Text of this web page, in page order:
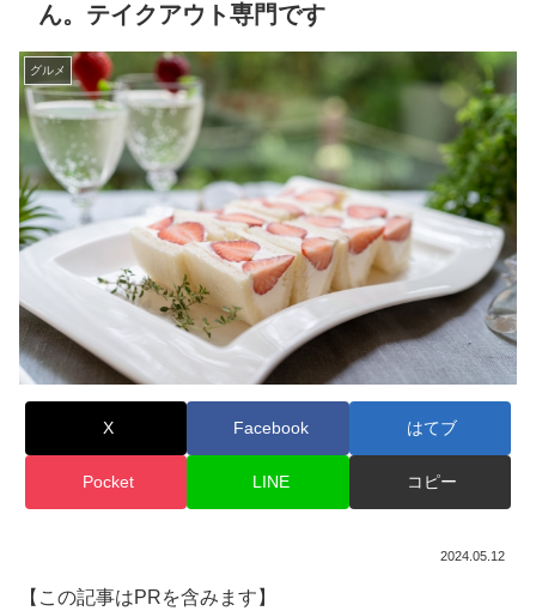
ん。テイクアウト専門です
グルメ
X Facebook はてブ
Pocket LINE コピー
2024.05.12
【この記事はPRを含みます】